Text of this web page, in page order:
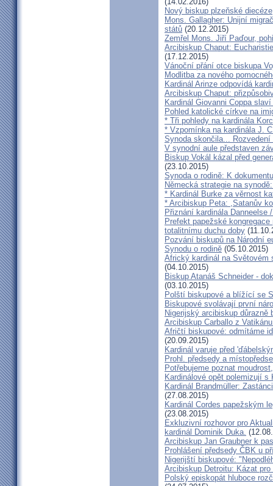
Nový biskup plzeňské diecéze
Mons. Gallagher: Unijní
států (20.12.2015)
Zemřel Mons. Jiří Paďour,
Arcibiskup Chaput:
(17.12.2015)
Vánoční přání otce biskupa
Modlitba za nového
Kardinál Arinze odpovídá
Arcibiskup Chaput:
Kardinál Giovanni Coppa
Pohled katolické církve na
* Tři pohledy na kardinála
* Vzpomínka na kardinála J.
Synoda skončila...
V synodní aule představen
Biskup Vokál kázal před
(23.10.2015)
Synoda o rodině: K
Německá strategie na
* Kardinál Burke za věrnost
* Arcibiskup Peta: ,Satanův
Přiznání kardinála Danneelse
Prefekt papežské
totalitnímu duchu doby
Pozvání biskupů na Národní
Synodu o rodině (05.10.2015)
Africký kardinál na Světovém
(04.10.2015)
Biskup Atanáš Schneider -
(03.10.2015)
Polští biskupové a blížící se
Biskupové svolávají první
Nigerijský arcibiskup důrazně
Arcibiskup Carballo z
Afričtí biskupové: odmítáme
(20.09.2015)
Kardinál varuje před
Prohl. předsedy a
Potřebujeme poznat
Kardinálové opět polemizují
Kardinál Brandmüller:
(27.08.2015)
Kardinál Cordes papežským
(23.08.2015)
Exkluzivní rozhovor pro
kardinál Dominik Duka.
Arcibiskup Jan Graubner k
Prohlášení předsedy ČBK u
Nigerijští biskupové:
Arcibiskup Detroitu: Kázat
Polský episkopát hluboce